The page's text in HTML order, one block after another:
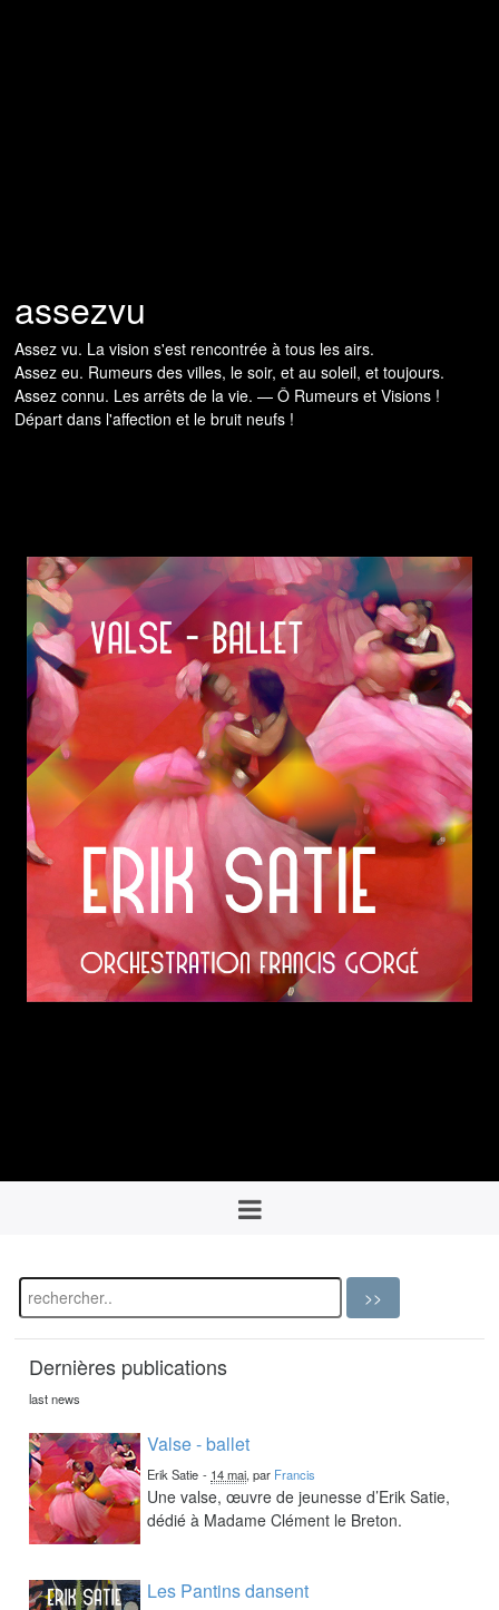
assezvu
Assez vu. La vision s'est rencontrée à tous les airs.
Assez eu. Rumeurs des villes, le soir, et au soleil, et toujours.
Assez connu. Les arrêts de la vie. — Ô Rumeurs et Visions !
Départ dans l'affection et le bruit neufs !
Dernières publications
last news
Valse - ballet
Erik Satie - 14 mai, par Francis
Une valse, œuvre de jeunesse d’Erik Satie,
dédié à Madame Clément le Breton.
Les Pantins dansent